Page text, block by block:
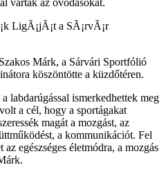
Márk, a Sárvári Sportfólió
köszöntötte a küzdőtéren.
labdarúgással ismerkedhettek meg
a cél, hogy a sportágakat
magát a mozgást, az
a kommunikációt. Fel
egészséges életmódra, a mozgás